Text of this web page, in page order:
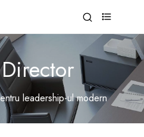
leadership-ul modern